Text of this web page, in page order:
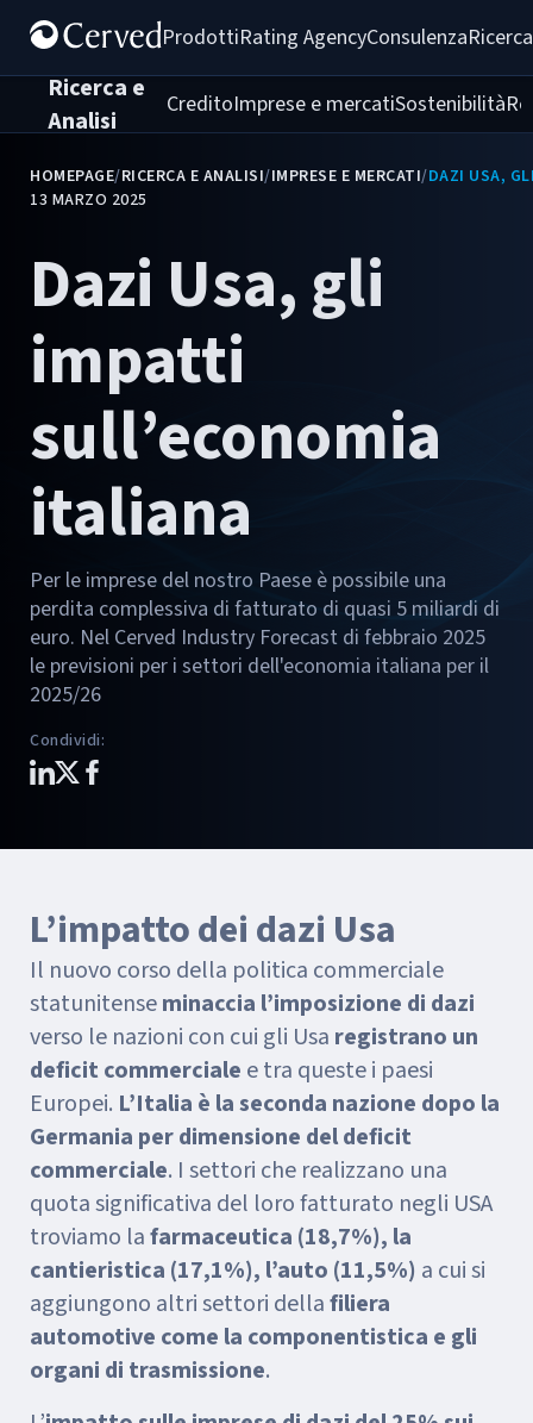
ProdottiRating AgencyConsulenza
Ricerca e
Analisi
CreditoImprese e mercatiSostenibilità
HOMEPAGE/RICERCA E ANALISI/IMPRESE E MERCATI/DAZI USA,
13 MARZO 2025
Dazi Usa, gli
impatti
sull’economia
italiana
Per le imprese del nostro Paese è possibile una
perdita complessiva di fatturato di quasi 5 miliardi di
euro. Nel Cerved Industry Forecast di febbraio 2025
le previsioni per i settori dell'economia italiana per il
2025/26
Condividi:
L’impatto dei dazi Usa
Il nuovo corso della politica commerciale
statunitenseminaccia l’imposizione di dazi
verso le nazioni con cui gli Usa registrano un
deficit commerciale e tra queste i paesi
Europei. L’Italia è la seconda nazione dopo la
Germania per dimensione del deficit
commerciale. I settori che realizzano una
quota significativa del loro fatturato negli USA
troviamo lafarmaceutica (18,7%), la
cantieristica (17,1%), l’auto (11,5%) a cui si
aggiungono altri settori dellafiliera
automotive come la componentistica e gli
organi di trasmissione.